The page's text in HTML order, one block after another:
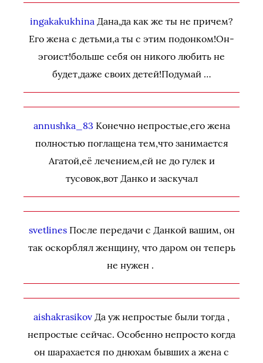
ingakakukhina Дана,да как же ты не причем?
Его жена с детьми,а ты с этим подонком!Он-
эгоист!больше себя он никого любить не
будет,даже своих детей!Подумай …
annushka_83 Конечно непростые,его жена
полностью поглащена тем,что занимается
Агатой,её лечением,ей не до гулек и
тусовок,вот Данко и заскучал
svetlinesПосле передачи с Данкой вашим, он
так оскорблял женщину, что даром он теперь
не нужен .
aishakrasikov Да уж непростые были тогда ,
непростые сейчас. Особенно непросто когда
он шарахается по днюхам бывших а жена с